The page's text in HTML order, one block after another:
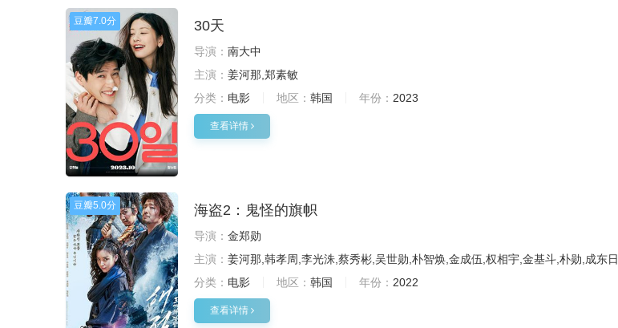
豆瓣7.0分 30天
导演： 南大中
主演： 姜河那,郑素敏
分类： 电影 地区： 韩国 年份： 2023
查看详情
豆瓣5.0分 海盗2：鬼怪的旗帜
导演： 金郑勋
主演： 姜河那,韩孝周,李光洙,蔡秀彬,吴世勋,朴智焕,金成伍,权相宇,金基斗,朴勋,成东日
分类： 电影 地区： 韩国 年份： 2022
查看详情